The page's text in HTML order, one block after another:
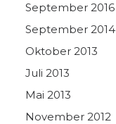
September 2016
September 2014
Oktober 2013
Juli 2013
Mai 2013
November 2012